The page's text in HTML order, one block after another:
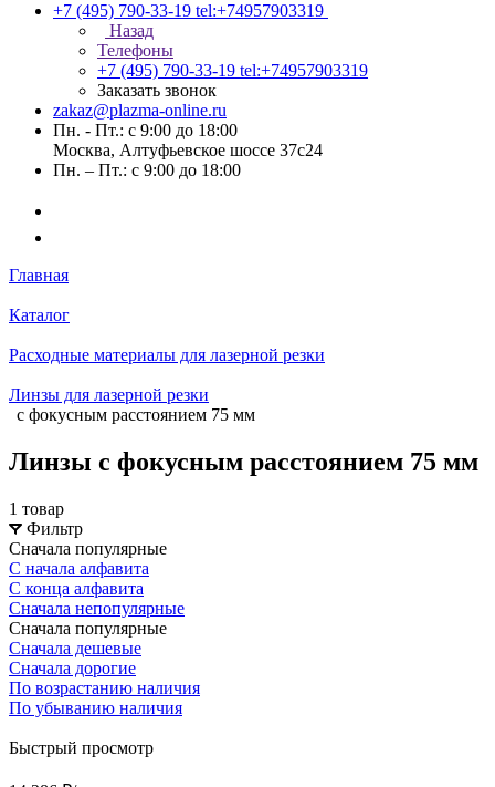
+7 (495) 790-33-19 tel:+74957903319
Назад
Телефоны
+7 (495) 790-33-19 tel:+74957903319
Заказать звонок
zakaz@plazma-online.ru
Пн. - Пт.: с 9:00 до 18:00
Москва, Алтуфьевское шоссе 37с24
Пн. – Пт.: с 9:00 до 18:00
Главная
Каталог
Расходные материалы для лазерной резки
Линзы для лазерной резки
с фокусным расстоянием 75 мм
Линзы с фокусным расстоянием 75 мм
1 товар
Фильтр
Сначала популярные
С начала алфавита
С конца алфавита
Сначала непопулярные
Сначала популярные
Сначала дешевые
Сначала дорогие
По возрастанию наличия
По убыванию наличия
Быстрый просмотр